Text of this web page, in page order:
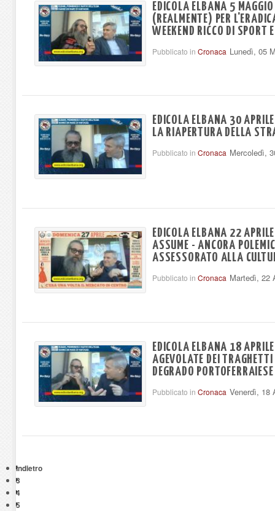
EDICOLA ELBANA 5
(REALMENTE) PER
WEEKEND RICCO DI SPORT
Pubblicato in Cronaca Lunedì, 05
EDICOLA ELBANA 30
LA RIAPERTURA DELLA
Pubblicato in Cronaca Mercoledì,
EDICOLA ELBANA 22
ASSUME - ANCORA
ASSESSORATO ALLA
Pubblicato in Cronaca Martedì, 22
EDICOLA ELBANA 18
AGEVOLATE DEI
DEGRADO PORTOFERRAIESE
Pubblicato in Cronaca Venerdì, 18
Indietro
3
4
5